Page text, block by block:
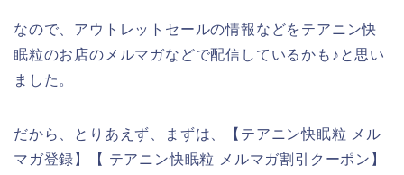
なので、アウトレットセールの情報などをテアニン快
眠粒のお店のメルマガなどで配信しているかも♪と思い
ました。
だから、とりあえず、まずは、【テアニン快眠粒 メル
マガ登録】【 テアニン快眠粒 メルマガ割引クーポン】